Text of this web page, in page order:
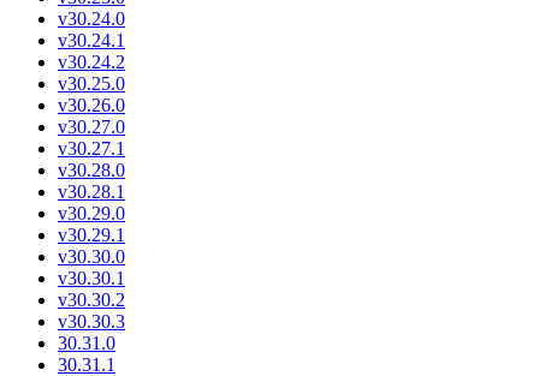
v30.24.0
v30.24.1
v30.24.2
v30.25.0
v30.26.0
v30.27.0
v30.27.1
v30.28.0
v30.28.1
v30.29.0
v30.29.1
v30.30.0
v30.30.1
v30.30.2
v30.30.3
30.31.0
30.31.1